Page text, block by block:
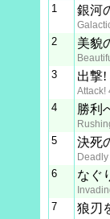
1
銀河
2 美貌
3 出撃!
Attack!
4 勝利
5 決死
6 なぐ
7 狼刃